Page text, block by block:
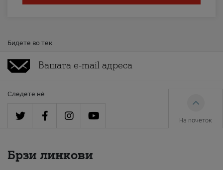
Бидете во тек
Следете нè
На почеток
Брзи линкови